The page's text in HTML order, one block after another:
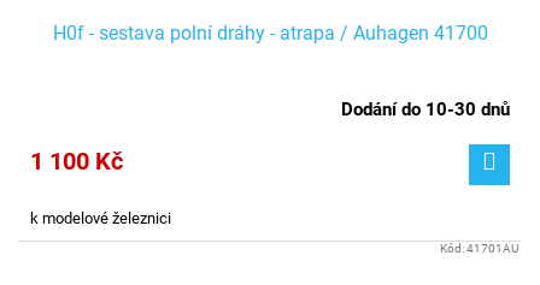
H0f - sestava polní dráhy - atrapa / Auhagen 41700
Dodání do 10-30 dnů
1 100 Kč
k modelové železnici
Kód:41701AU